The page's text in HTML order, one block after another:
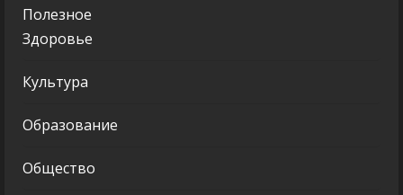
Полезное
Здоровье
Культура
Образование
Общество